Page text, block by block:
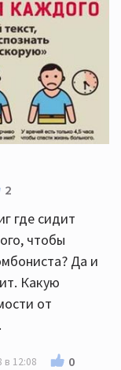
2
где сидит
чтобы
Да и
Какую
от
в 12:08 0